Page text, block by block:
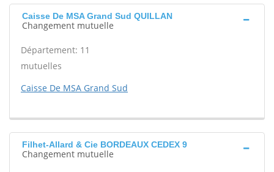
Caisse De MSA Grand Sud QUILLAN
Changement mutuelle
Département: 11
mutuelles
Caisse De MSA Grand Sud
Filhet-Allard & Cie BORDEAUX CEDEX 9
Changement mutuelle